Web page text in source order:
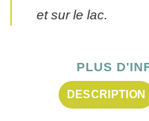
et sur le lac.
PLUS
DESCRIPTION